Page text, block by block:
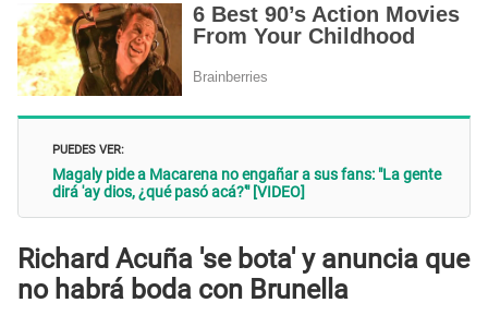
PUEDES VER:
Magaly pide a Macarena no engañar a sus fans: "La gente
dirá 'ay dios, ¿qué pasó acá?'" [VIDEO]
Richard Acuña 'se bota' y anuncia que
no habrá boda con Brunella